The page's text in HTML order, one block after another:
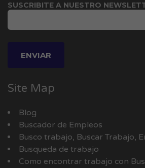
SUSCRIBITE A NUESTRO
Site Map
Blog
Buscador de Empleos
Busco trabajo, Buscar Trabajo,
Busqueda de trabajo
Como encontrar trabajo con